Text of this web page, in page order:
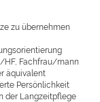
zu übernehmen
HF, Fachfrau/mann
äquivalent
Persönlichkeit
der Langzeitpflege